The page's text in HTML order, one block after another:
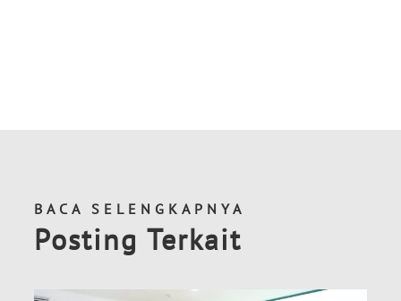
BACA SELENGKAPNYA
Posting Terkait